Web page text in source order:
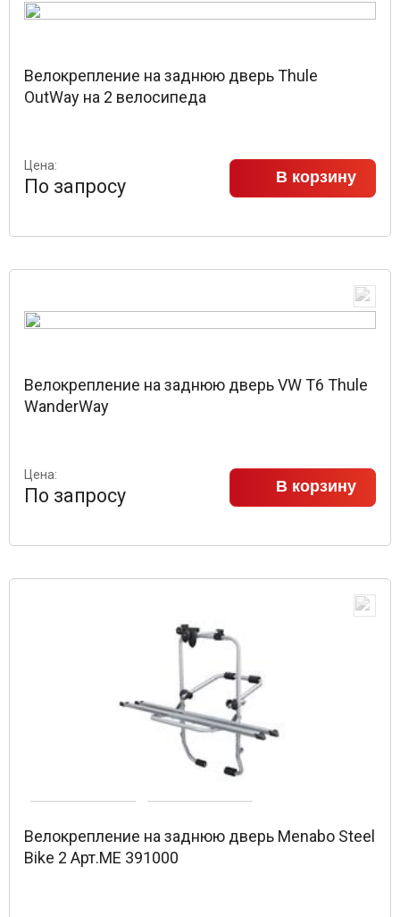
Велокрепление на заднюю дверь Thule
OutWay на 2 велосипеда
Цена:
По запросу В корзину
Велокрепление на заднюю дверь VW T6 Thule
WanderWay
Цена:
По запросу В корзину
Велокрепление на заднюю дверь Menabo Steel
Bike 2 Арт.ME 391000